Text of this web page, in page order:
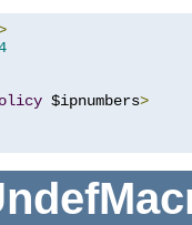
$ipnumbers>